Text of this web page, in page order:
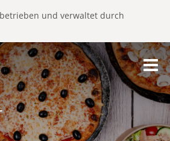
und verwaltet durch